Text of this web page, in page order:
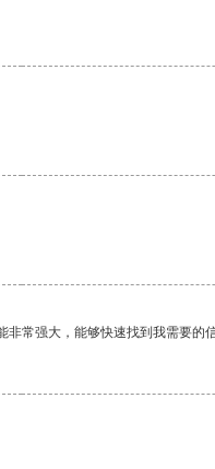
常强大，能够快速找到我需要的信